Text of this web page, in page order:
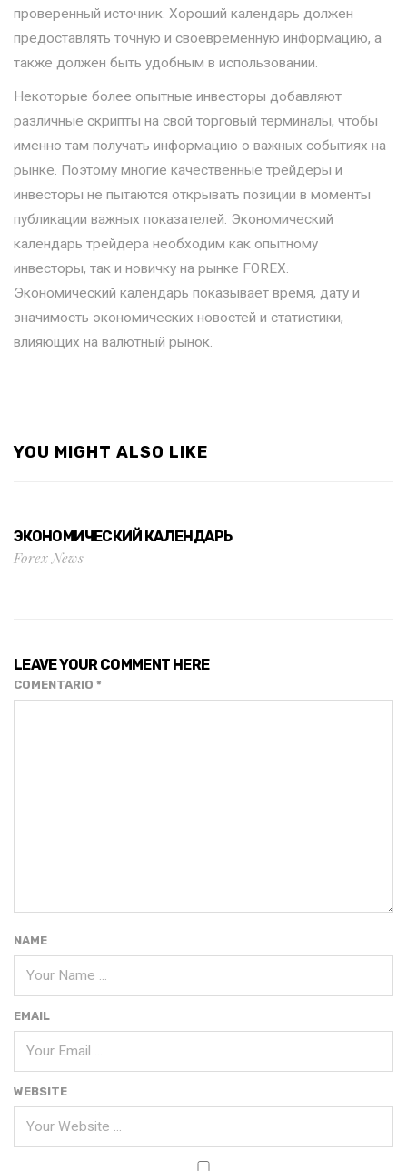
проверенный источник. Хороший календарь должен
предоставлять точную и своевременную информацию, а
также должен быть удобным в использовании.
Некоторые более опытные инвесторы добавляют
различные скрипты на свой торговый терминалы, чтобы
именно там получать информацию о важных событиях на
рынке. Поэтому многие качественные трейдеры и
инвесторы не пытаются открывать позиции в моменты
публикации важных показателей. Экономический
календарь трейдера необходим как опытному
инвесторы, так и новичку на рынке FOREX.
Экономический календарь показывает время, дату и
значимость экономических новостей и статистики,
влияющих на валютный рынок.
YOU MIGHT ALSO LIKE
ЭКОНОМИЧЕСКИЙ КАЛЕНДАРЬ
Forex News
LEAVE YOUR COMMENT HERE
COMENTARIO *
NAME
EMAIL
WEBSITE